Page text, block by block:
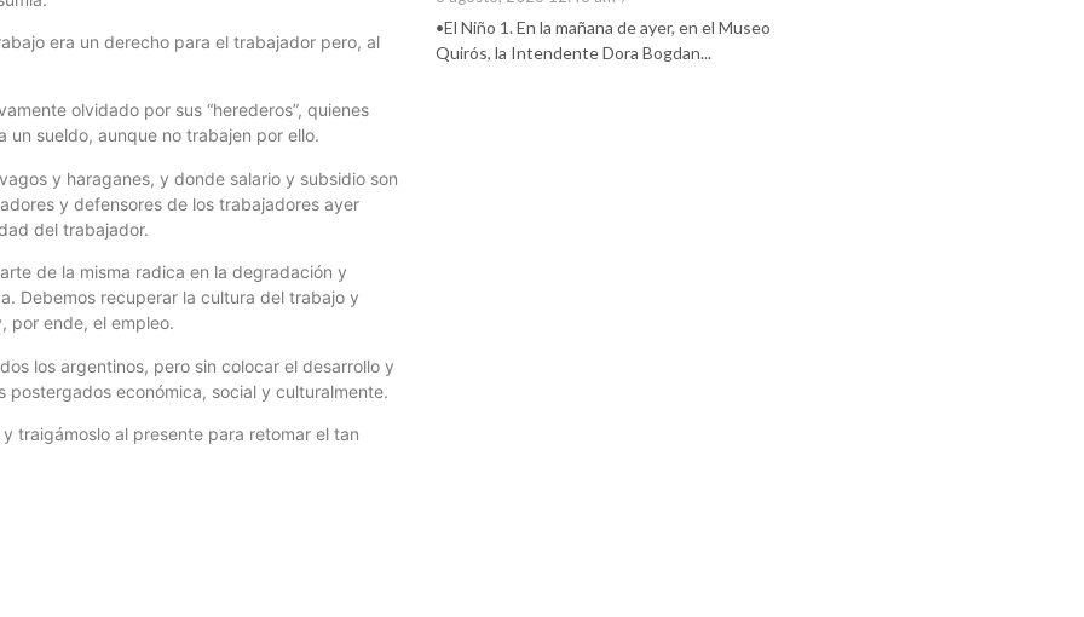
era un derecho para el trabajador pero, al
olvidado por sus “herederos”, quienes
sueldo, aunque no trabajen por ello.
y haraganes, y donde salario y subsidio son
y defensores de los trabajadores ayer
del trabajador.
de la misma radica en la degradación y
Debemos recuperar la cultura del trabajo y
por ende, el empleo.
los argentinos, pero sin colocar el desarrollo y
económica, social y culturalmente.
traigámoslo al presente para retomar el tan
•El Niño 1. En la mañana de ayer, en el Museo
Quirós, la Intendente Dora Bogdan...